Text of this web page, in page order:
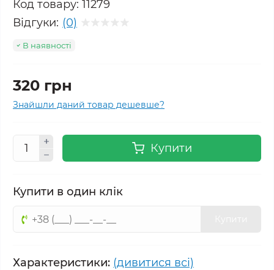
Код товару: 11279
Відгуки: (0)
В наявності
320 грн
Знайшли даний товар дешевше?
Купити
Купити в один клік
Характеристики: (дивитися всі)